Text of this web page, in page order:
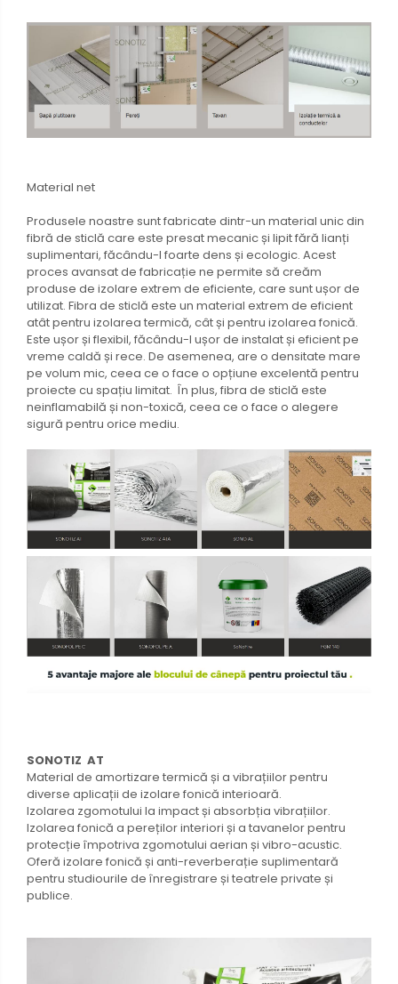
Material net
Produsele noastre sunt fabricate dintr-un material unic din
fibră de sticlă care este presat mecanic și lipit fără lianți
suplimentari, făcându-l foarte dens și ecologic. Acest
proces avansat de fabricație ne permite să creăm
produse de izolare extrem de eficiente, care sunt ușor de
utilizat. Fibra de sticlă este un material extrem de eficient
atât pentru izolarea termică, cât și pentru izolarea fonică.
Este ușor și flexibil, făcându-l ușor de instalat și eficient pe
vreme caldă și rece. De asemenea, are o densitate mare
pe volum mic, ceea ce o face o opțiune excelentă pentru
proiecte cu spațiu limitat. În plus, fibra de sticlă este
neinflamabilă și non-toxică, ceea ce o face o alegere
sigură pentru orice mediu.
SONOTIZ AT
Material de amortizare termică și a vibrațiilor pentru
diverse aplicații de izolare fonică interioară.
Izolarea zgomotului la impact și absorbția vibrațiilor.
Izolarea fonică a pereților interiori și a tavanelor pentru
protecție împotriva zgomotului aerian și vibro-acustic.
Oferă izolare fonică și anti-reverberație suplimentară
pentru studiourile de înregistrare și teatrele private și
publice.